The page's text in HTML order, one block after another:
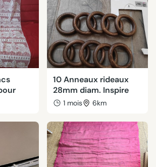
10 Anneaux rideaux
28mm diam. Inspire
1 mois 6km